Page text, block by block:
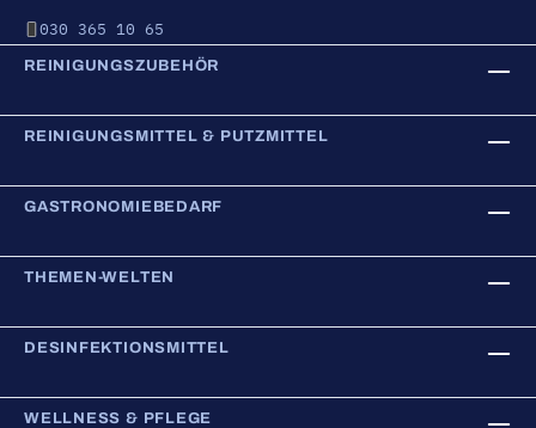
030 365 10 65
REINIGUNGSZUBEHÖR
REINIGUNGSMITTEL & PUTZMITTEL
GASTRONOMIEBEDARF
THEMEN-WELTEN
DESINFEKTIONSMITTEL
WELLNESS & PFLEGE